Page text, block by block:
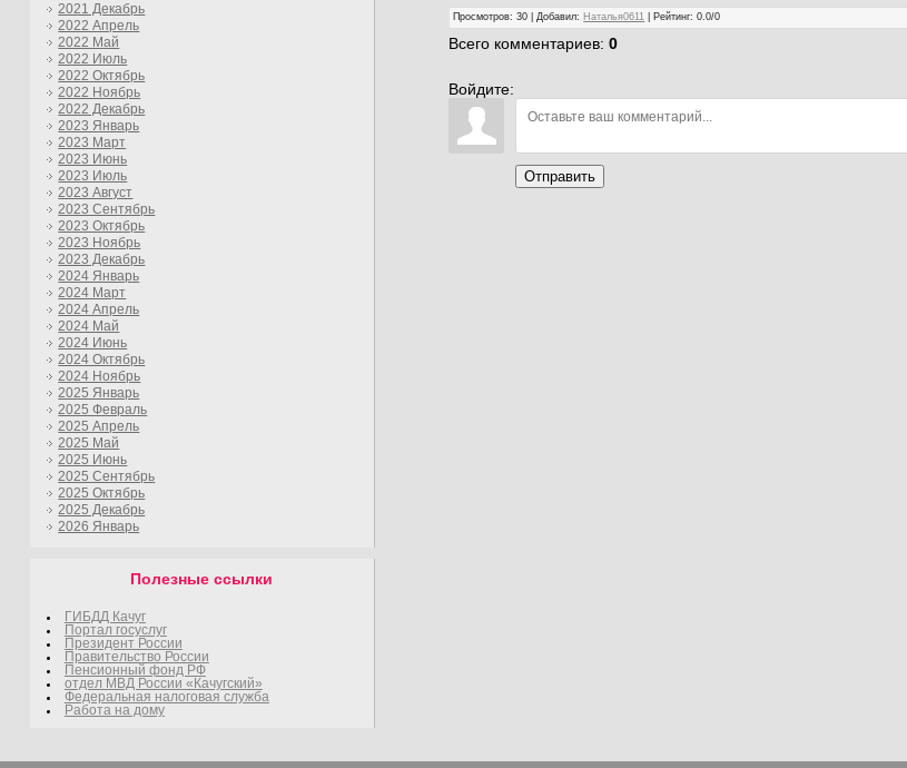
2021 Декабрь
2022 Апрель
2022 Май
2022 Июль
2022 Октябрь
2022 Ноябрь
2022 Декабрь
2023 Январь
2023 Март
2023 Июнь
2023 Июль
2023 Август
2023 Сентябрь
2023 Октябрь
2023 Ноябрь
2023 Декабрь
2024 Январь
2024 Март
2024 Апрель
2024 Май
2024 Июнь
2024 Октябрь
2024 Ноябрь
2025 Январь
2025 Февраль
2025 Апрель
2025 Май
2025 Июнь
2025 Сентябрь
2025 Октябрь
2025 Декабрь
2026 Январь
Полезные ссылки
ГИБДД Качуг
Портал госуслуг
Президент России
Правительство России
Пенсионный фонд РФ
отдел МВД России «Качугский»
Федеральная налоговая служба
Работа на дому
Просмотров: 30 |Добавил: Наталья0611 Рейтинг: 0.0/0
Всего комментариев:0
Войдите:
Отправить